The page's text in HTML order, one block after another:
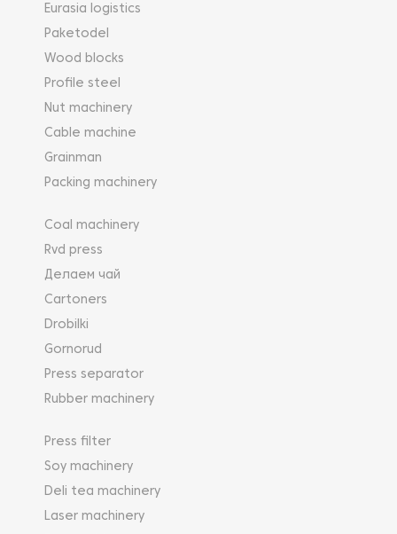
Eurasia logistics
Paketodel
Wood blocks
Profile steel
Nut machinery
Cable machine
Grainman
Packing machinery
Coal machinery
Rvd press
Делаем чай
Cartoners
Drobilki
Gornorud
Press separator
Rubber machinery
Press filter
Soy machinery
Deli tea machinery
Laser machinery